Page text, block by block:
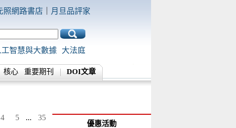
照網路書店 月旦品評家
工智慧與大數據 大法庭
核心 重要期刊 DOI文章
4 5 ... 35
優惠活動